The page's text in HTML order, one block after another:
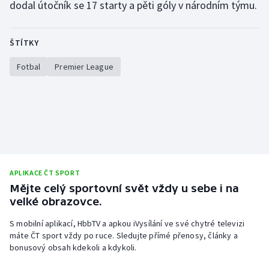
Vodní slalom
Ostatní
dodal útočník se 17 starty a pěti góly v národním týmu.
ŠTÍTKY
Fotbal Premier League
APLIKACE ČT SPORT
Mějte celý sportovní svět vždy u sebe i na
velké obrazovce.
S mobilní aplikací, HbbTV a apkou iVysílání ve své chytré televizi
máte ČT sport vždy po ruce. Sledujte přímé přenosy, články a
bonusový obsah kdekoli a kdykoli.